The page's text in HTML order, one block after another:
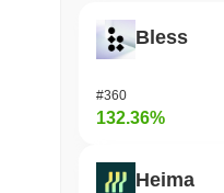
Bless
#360
132.36%
Heima